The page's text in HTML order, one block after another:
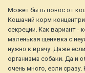
Может быть понос от
Кошачий корм
секреции. Как вариант -
маленькая щенявка с
нужно к врачу. Даже
организма собаки. Да и
очень много, если